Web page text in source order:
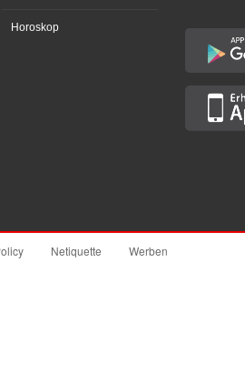
Horoskop
Netiquette Werben